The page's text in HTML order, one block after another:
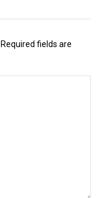
Required fields are